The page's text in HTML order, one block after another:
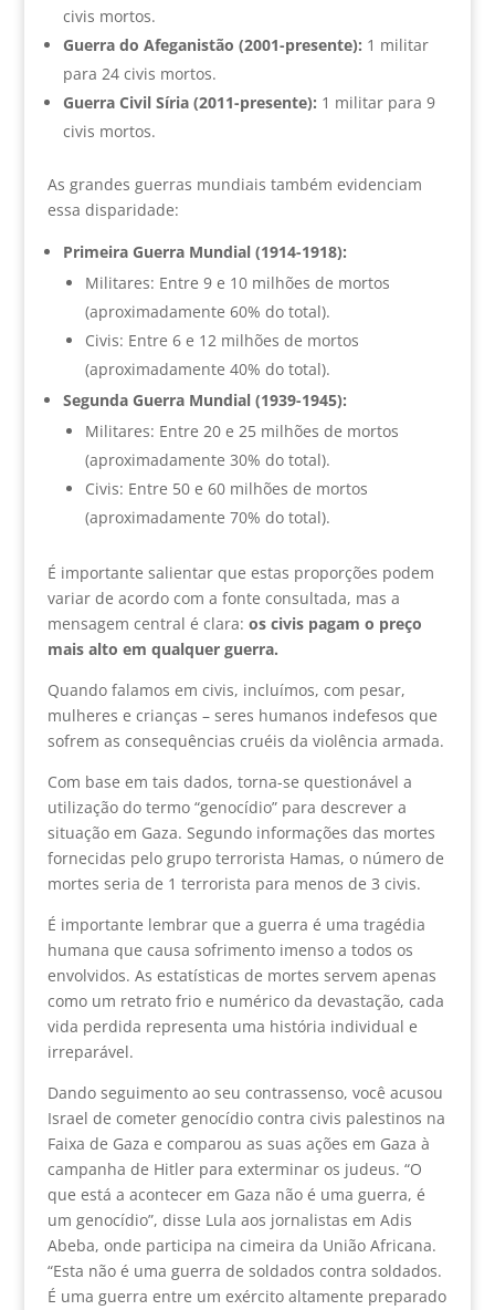
civis mortos.
Guerra do Afeganistão (2001-presente): 1 militar
para 24 civis mortos.
Guerra Civil Síria (2011-presente): 1 militar para 9
civis mortos.
As grandes guerras mundiais também evidenciam
essa disparidade:
Primeira Guerra Mundial (1914-1918):
Militares: Entre 9 e 10 milhões de mortos
(aproximadamente 60% do total).
Civis: Entre 6 e 12 milhões de mortos
(aproximadamente 40% do total).
Segunda Guerra Mundial (1939-1945):
Militares: Entre 20 e 25 milhões de mortos
(aproximadamente 30% do total).
Civis: Entre 50 e 60 milhões de mortos
(aproximadamente 70% do total).
É importante salientar que estas proporções podem
variar de acordo com a fonte consultada, mas a
mensagem central é clara: os civis pagam o preço
mais alto em qualquer guerra.
Quando falamos em civis, incluímos, com pesar,
mulheres e crianças – seres humanos indefesos que
sofrem as consequências cruéis da violência armada.
Com base em tais dados, torna-se questionável a
utilização do termo “genocídio” para descrever a
situação em Gaza. Segundo informações das mortes
fornecidas pelo grupo terrorista Hamas, o número de
mortes seria de 1 terrorista para menos de 3 civis.
É importante lembrar que a guerra é uma tragédia
humana que causa sofrimento imenso a todos os
envolvidos. As estatísticas de mortes servem apenas
como um retrato frio e numérico da devastação, cada
vida perdida representa uma história individual e
irreparável.
Dando seguimento ao seu contrassenso, você acusou
Israel de cometer genocídio contra civis palestinos na
Faixa de Gaza e comparou as suas ações em Gaza à
campanha de Hitler para exterminar os judeus. “O
que está a acontecer em Gaza não é uma guerra, é
um genocídio”, disse Lula aos jornalistas em Adis
Abeba, onde participa na cimeira da União Africana.
“Esta não é uma guerra de soldados contra soldados.
É uma guerra entre um exército altamente preparado